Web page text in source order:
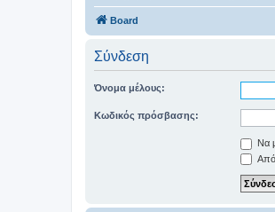
Board
Σύνδεση
Όνομα μέλους:
Κωδικός πρόσβασης:
Να